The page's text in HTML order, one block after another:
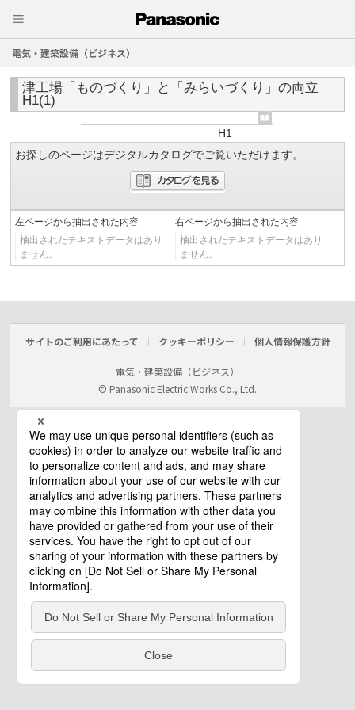
電気・建築設備（ビジネス）
津工場「ものづくり」と「みらいづくり」の両立
H1(1)
H1
お探しのページはデジタルカタログでご覧いただけます。
左ページから抽出された内容
抽出されたテキストデータはあり
ません。
右ページから抽出された内容
抽出されたテキストデータはあり
ません。
サイトのご利用にあたって クッキーポリシー 個人情報保護方針
電気・建築設備（ビジネス）
© Panasonic Electric Works Co., Ltd.